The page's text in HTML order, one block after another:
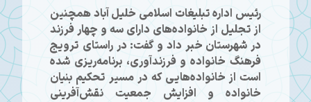
رئیس اداره تبلیغات اسلامی خلیل آباد همچنین
از تجلیل از خانواده‌های دارای سه و چهار فرزند
در شهرستان خبر داد و گفت: در راستای ترویج
فرهنگ خانواده و فرزندآوری، برنامه‌ریزی شده
است از خانواده‌هایی که در مسیر تحکیم بنیان
خانواده و افزایش جمعیت نقش‌آفرینی